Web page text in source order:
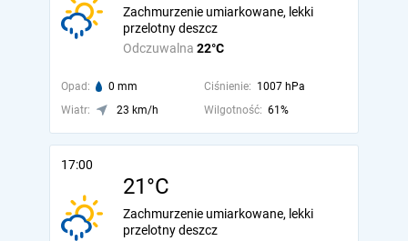
Odczuwalna 22°C
Zachmurzenie umiarkowane, lekki
przelotny deszcz
Opad: 0 mm Ciśnienie: 1007 hPa
Wiatr:
23 km/h Wilgotność: 61%
17:00
21°C
Zachmurzenie umiarkowane, lekki
przelotny deszcz